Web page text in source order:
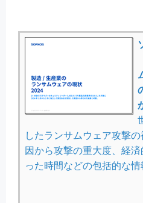
したランサムウェア攻撃
因から攻撃の重大度、経
った時間などの包括的な情